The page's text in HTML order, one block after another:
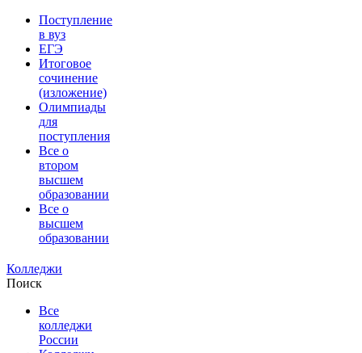
Поступление
в вуз
ЕГЭ
Итоговое
сочинение
(изложение)
Олимпиады
для
поступления
Все о
втором
высшем
образовании
Все о
высшем
образовании
Колледжи
Поиск
Все
колледжи
России